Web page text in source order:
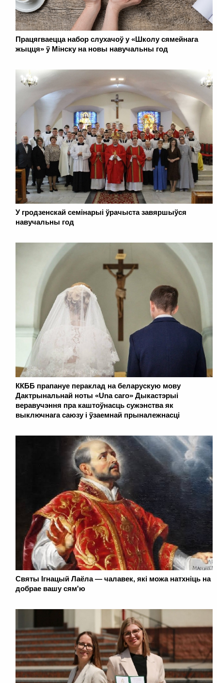
Працягваецца набор слухачоў у «Школу сямейнага
жыцця» ў Мінску на новы навучальны год
У гродзенскай семінарыі ўрачыста завяршыўся
навучальны год
ККББ прапануе пераклад на беларускую мову
Дактрынальнай ноты «Una caro» Дыкастэрыі
веравучэння пра каштоўнасць сужэнства як
выключнага саюзу і ўзаемнай прыналежнасці
Святы Ігнацый Лаёла — чалавек, які можа натхніць на
добрае вашу сям'ю